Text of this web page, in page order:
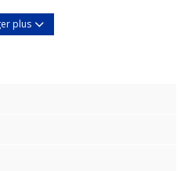
plus